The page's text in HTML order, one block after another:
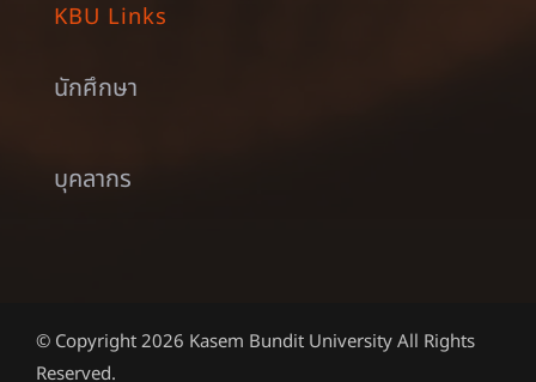
KBU Links
นักศึกษา
บุคลากร
© Copyright 2026 Kasem Bundit University All Rights
Reserved.